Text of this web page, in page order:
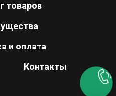
товаров
и оплата
Контакты